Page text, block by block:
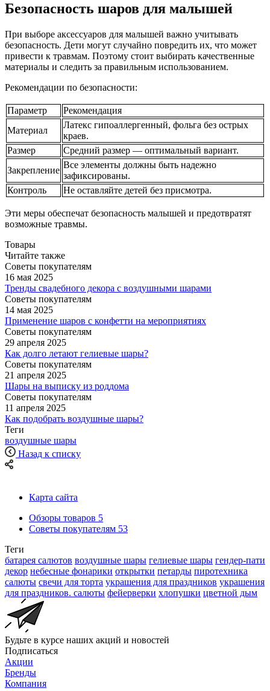
Безопасность шаров для малышей
При выборе аксессуаров для малышей важно учитывать
безопасность. Дети могут случайно повредить их, что может
привести к травмам. Поэтому стоит выбирать качественные
материалы и следить за правильным использованием.
Рекомендации по безопасности:
Параметр
Рекомендация
Материал
Латекс гипоаллергенный, фольга без острых
краев.
Размер
Средний размер — оптимальный вариант.
Закрепление
Все элементы должны быть надежно
зафиксированы.
Контроль
Не оставляйте детей без присмотра.
Эти меры обеспечат безопасность малышей и предотвратят
возможные травмы.
Товары
Читайте также
Советы покупателям
16 мая 2025
Тренды свадебного декора с воздушными шарами
Советы покупателям
14 мая 2025
Применение шаров с конфетти на мероприятиях
Советы покупателям
29 апреля 2025
Как долго летают гелиевые шары?
Советы покупателям
21 апреля 2025
Шары на выписку из роддома
Советы покупателям
11 апреля 2025
Как подобрать воздушные шары?
Теги
воздушные шары
Назад к списку
Карта сайта
Обзоры товаров 5
Советы покупателям 53
Теги
батарея салютов воздушные шары гелиевые шары гендер-пати
декор небесные фонарики открытки петарды пиротехника
салюты свечи для торта украшения для праздников украшения
для праздников. салюты фейерверки хлопушки цветной дым
Будьте в курсе наших акций и новостей
Подписаться
Акции
Бренды
Компания